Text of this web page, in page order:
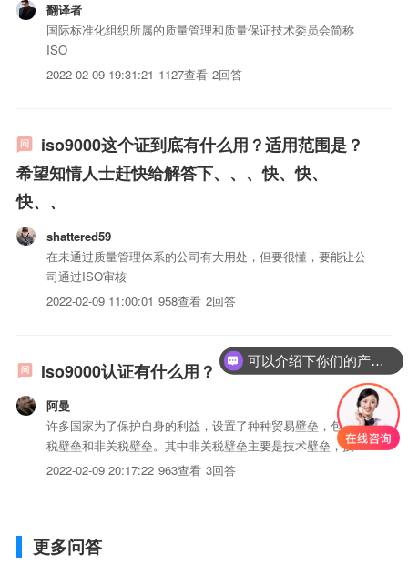
翻译者
国际标准化组织所属的质量管理和质量保证技术委员会简称
ISO
2022-02-09 19:31:21 1127查看 2回答
iso9000这个证到底有什么用？适用范围是？
希望知情人士赶快给解答下、、、快、快、
快、、
shattered59
在未通过质量管理体系的公司有大用处，但要很懂，要能让公
司通过ISO审核
2022-02-09 11:00:01 958查看 2回答
iso9000认证有什么用？
阿曼
许多国家为了保护自身的利益，设置了种种贸易壁垒，包括关
税壁垒和非关税壁垒。其中非关税壁垒主要是技术壁垒，技术
壁垒中，...
2022-02-09 20:17:22 963查看 3回答
更多问答
可以介绍下你们的产品么？